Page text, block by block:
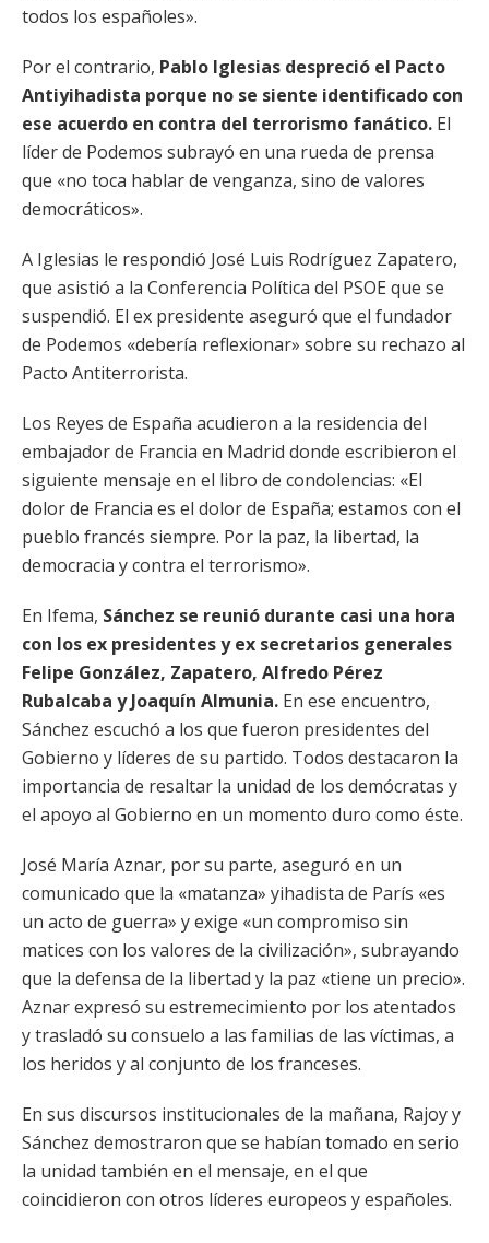
todos los españoles».
Por el contrario, Pablo Iglesias despreció el Pacto
Antiyihadista porque no se siente identificado con
ese acuerdo en contra del terrorismo fanático. El
líder de Podemos subrayó en una rueda de prensa
que «no toca hablar de venganza, sino de valores
democráticos».
A Iglesias le respondió José Luis Rodríguez Zapatero,
que asistió a la Conferencia Política del PSOE que se
suspendió. El ex presidente aseguró que el fundador
de Podemos «debería reflexionar» sobre su rechazo al
Pacto Antiterrorista.
Los Reyes de España acudieron a la residencia del
embajador de Francia en Madrid donde escribieron el
siguiente mensaje en el libro de condolencias: «El
dolor de Francia es el dolor de España; estamos con el
pueblo francés siempre. Por la paz, la libertad, la
democracia y contra el terrorismo».
En Ifema, Sánchez se reunió durante casi una hora
con los ex presidentes y ex secretarios generales
Felipe González, Zapatero, Alfredo Pérez
Rubalcaba y Joaquín Almunia. En ese encuentro,
Sánchez escuchó a los que fueron presidentes del
Gobierno y líderes de su partido. Todos destacaron la
importancia de resaltar la unidad de los demócratas y
el apoyo al Gobierno en un momento duro como éste.
José María Aznar, por su parte, aseguró en un
comunicado que la «matanza» yihadista de París «es
un acto de guerra» y exige «un compromiso sin
matices con los valores de la civilización», subrayando
que la defensa de la libertad y la paz «tiene un precio».
Aznar expresó su estremecimiento por los atentados
y trasladó su consuelo a las familias de las víctimas, a
los heridos y al conjunto de los franceses.
En sus discursos institucionales de la mañana, Rajoy y
Sánchez demostraron que se habían tomado en serio
la unidad también en el mensaje, en el que
coincidieron con otros líderes europeos y españoles.